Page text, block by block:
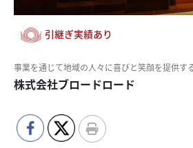
引継ぎ実績あり
事業を通じて地域の人々に喜びと笑顔を提供す
株式会社ブロードロード